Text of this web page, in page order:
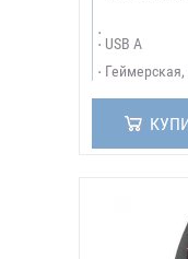
USB A